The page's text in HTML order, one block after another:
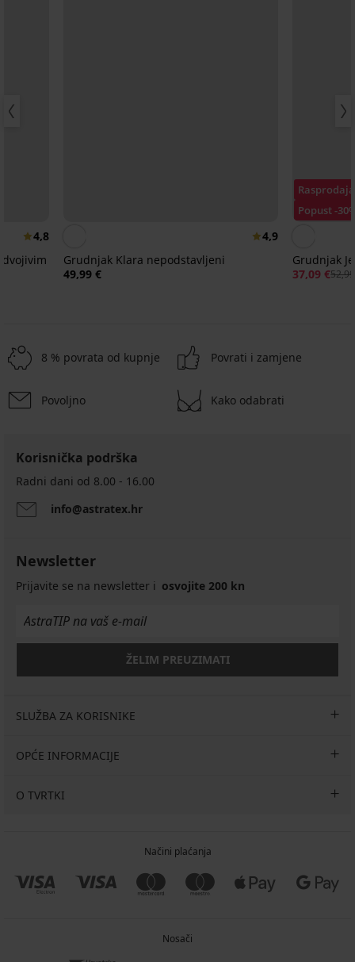
4,8
4,9
Grudnjak Klara nepodstavljeni
49,99 €
Rasprodaja
Popust -
Grudnjak
37,09 €
Grudnjak
bez
žica
19,79
32,99
5
Grudnjak
I
podstavljeni
€
5
sa
€
Grudnjak
Spacer
podstavljeni
53,99
8 % povrata od kupnje Povrati i zamjene
Povoljno Kako odabrati
Korisnička podrška
Radni dani od 8.00 - 16.00
info@astratex.hr
Newsletter
Prijavite se na newsletter i osvojite 200 kn
ŽELIM PREUZIMATI
SLUŽBA ZA KORISNIKE
OPĆE INFORMACIJE
O TVRTKI
Načini plaćanja
Nosači